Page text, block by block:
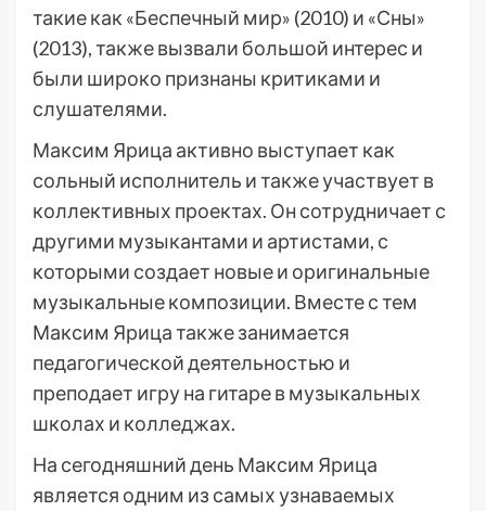
такие как «Беспечный мир» (2010) и «Сны»
(2013), также вызвали большой интерес и
были широко признаны критиками и
слушателями.
Максим Ярица активно выступает как
сольный исполнитель и также участвует в
коллективных проектах. Он сотрудничает с
другими музыкантами и артистами, с
которыми создает новые и оригинальные
музыкальные композиции. Вместе с тем
Максим Ярица также занимается
педагогической деятельностью и
преподает игру на гитаре в музыкальных
школах и колледжах.
На сегодняшний день Максим Ярица
является одним из самых узнаваемых